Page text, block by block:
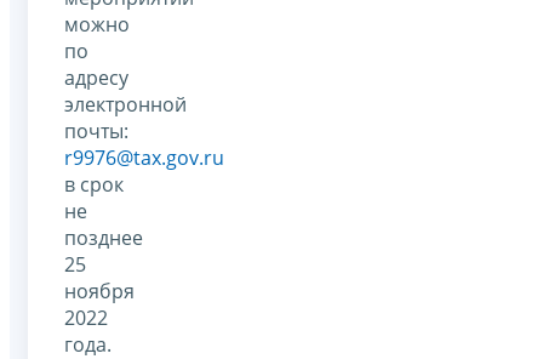
можно
по
адресу
электронной
почты:
r9976@tax.gov.ru
в срок
не
позднее
25
ноября
2022
года.